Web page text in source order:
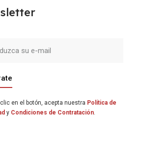
en el botón, acepta nuestra Política de
y Condiciones de Contratación.